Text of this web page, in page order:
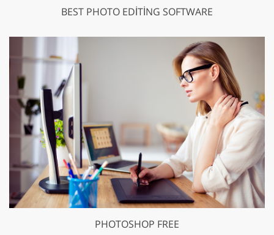
BEST PHOTO EDITING SOFTWARE
PHOTOSHOP FREE